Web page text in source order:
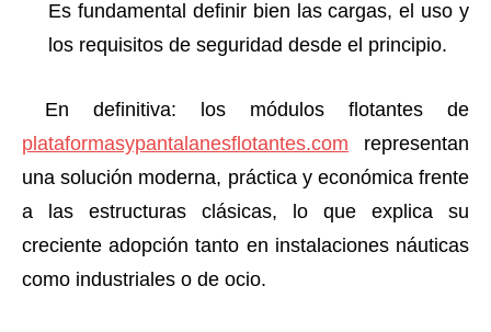
Es fundamental definir bien las cargas, el uso y
los requisitos de seguridad desde el principio.
En definitiva: los módulos flotantes de
plataformasypantalanesflotantes.com representan
una solución moderna, práctica y económica frente
a las estructuras clásicas, lo que explica su
creciente adopción tanto en instalaciones náuticas
como industriales o de ocio.